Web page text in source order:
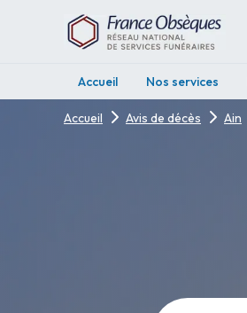
Accueil Nos services
Accueil Avis de décès Ain